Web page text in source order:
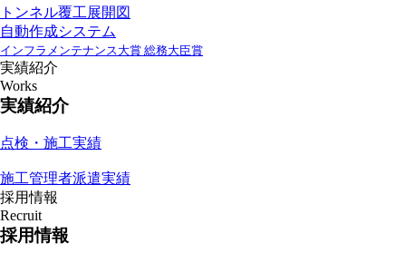
トンネル覆工展開図
自動作成システム
インフラメンテナンス大賞 総務大臣賞
実績紹介
Works
実績紹介
点検・施工実績
施工管理者派遣実績
採用情報
Recruit
採用情報